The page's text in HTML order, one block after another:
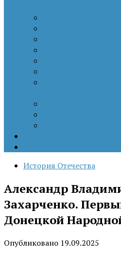
История Отечества
Александр
Захарченко.
Донецкой
Опубликовано 19.09.2025